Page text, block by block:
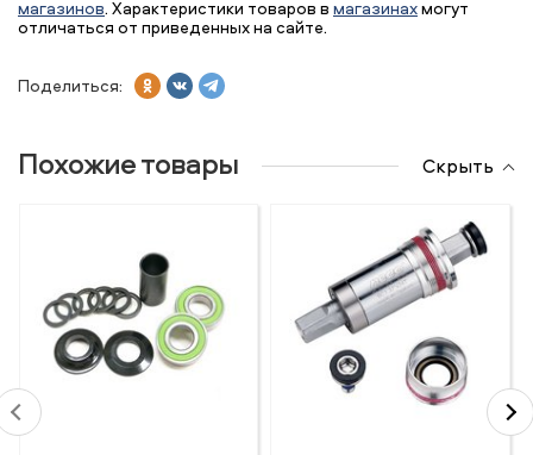
магазинов. Характеристики товаров в магазинахмогут
отличаться от приведенных на сайте.
Поделиться:
Похожие товары Скрыть